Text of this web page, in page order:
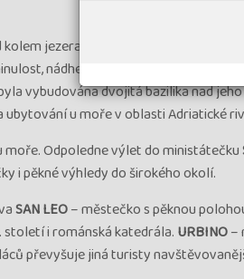
kolem jezera
nádherné středověké paláce a
vybudována dvojitá bazilika nad
ubytování u moře v oblasti Adriatické
moře. Odpoledne výlet do ministátečku
i pěkné výhledy do širokého okolí.
SAN LEO– městečko s pěknou
i románská katedrála. URBINO–
převyšuje jiná turisty